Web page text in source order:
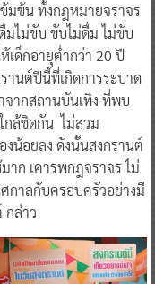
มข้น ทั้งกฎหมายจราจร
ไม่ขับ ขับไม่ดื่ม ไม่ขับ
เด็กอายุต่ำกว่า 20 ปี
านต์ปีนี้ที่เกิดการระบาด
จากสถานบันเทิง ที่พบ
กล้ชิดกัน ไม่สวม
งน้อยลง ดังนั้นสงกรานต์
าก เคารพกฎจราจร ไม่
ศกาลกับครอบครัวอย่างมี
กล่าว